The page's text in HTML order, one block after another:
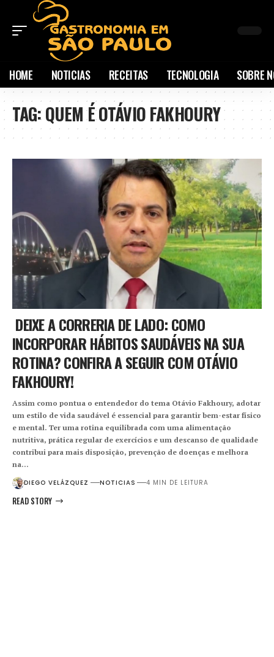
HOME NOTICIAS RECEITAS TECNOLOGIA SOBRE
TAG:QUEM É OTÁVIO FAKHOURY
DEIXE A CORRERIA DE LADO: COMO
INCORPORAR HÁBITOS SAUDÁVEIS NA SUA
ROTINA? CONFIRA A SEGUIR COM OTÁVIO
FAKHOURY!
Assim como pontua o entendedor do tema Otávio Fakhoury, adotar
um estilo de vida saudável é essencial para garantir bem-estar físico
e mental. Ter uma rotina equilibrada com uma alimentação
nutritiva, prática regular de exercícios e um descanso de qualidade
contribui para mais disposição, prevenção de doenças e melhora
na…
DIEGO VELÁZQUEZ NOTICIAS 4 MIN DE LEITURA
READ STORY